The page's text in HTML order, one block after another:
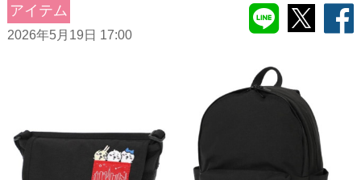
アイテム
2026年5月19日 17:00